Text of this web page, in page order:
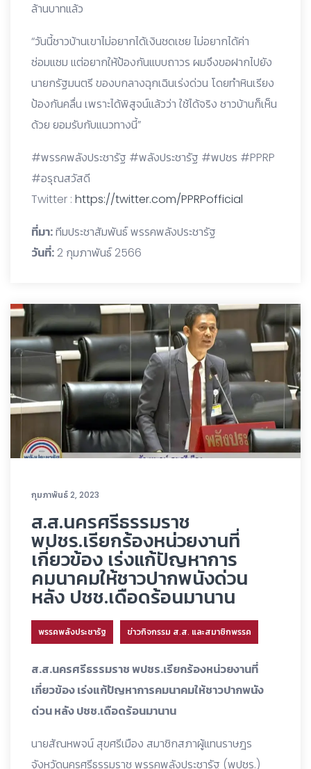
ล้านบาทแล้ว
“วันนี้ชาวบ้านเขาไม่อยากได้เงินชดเชย ไม่อยากได้ค่า
ซ่อมแซม แต่อยากให้ป้องกันแบบถาวร ผมจึงขอฝากไปยัง
นายกรัฐมนตรี ของบกลางฉุกเฉินเร่งด่วน โดยทำหินเรียง
ป้องกันคลื่น เพราะได้พิสูจน์แล้วว่า ใช้ได้จริง ชาวบ้านก็เห็น
ด้วย ยอมรับกับแนวทางนี้”
#พรรคพลังประชารัฐ #พลังประชารัฐ #พปชร #PPRP
#อรุณสวัสดี
Twitter : https://twitter.com/PPRPofficial
ที่มา:ทีมประชาสัมพันธ์ พรรคพลังประชารัฐ
วันที่: 2 กุมภาพันธ์ 2566
กุมภาพันธ์ 2, 2023
ส.ส.นครศรีธรรมราช
พปชร.เรียกร้องหน่วยงานที่
เกี่ยวข้อง เร่งแก้ปัญหาการ
คมนาคมให้ชาวปากพนังด่วน
หลัง ปชช.เดือดร้อนมานาน
พรรคพลังประชารัฐ ข่าวกิจกรรม ส.ส. และสมาชิกพรรค
ส.ส.นครศรีธรรมราช พปชร.เรียกร้องหน่วยงานที่
เกี่ยวข้อง เร่งแก้ปัญหาการคมนาคมให้ชาวปากพนัง
ด่วน หลัง ปชช.เดือดร้อนมานาน
นายสัณหพจน์ สุขศรีเมือง สมาชิกสภาผู้แทนราษฎร
จังหวัดนครศรีธรรมราช พรรคพลังประชารัฐ (พปชร.)